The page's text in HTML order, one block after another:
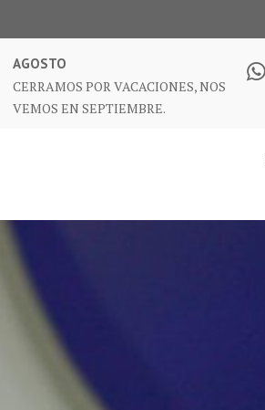
AGOSTO
CERRAMOS POR VACACIONES, NOS
VEMOS EN SEPTIEMBRE.